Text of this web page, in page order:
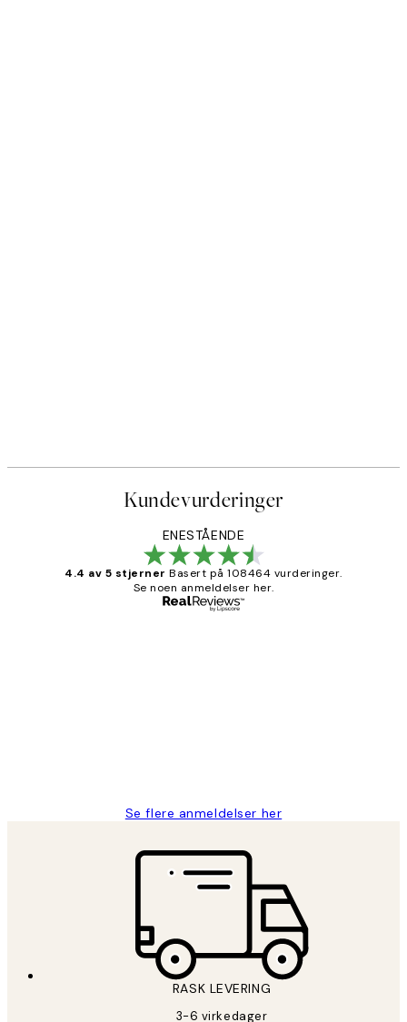
Kundevurderinger
ENESTÅENDE
4.4 av 5 stjerner Basert på 108464 vurderinger.
Se noen anmeldelser her.
Se flere anmeldelser her
RASK LEVERING
3-6 virkedager